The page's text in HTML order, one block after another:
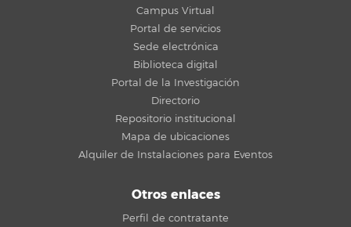
Campus Virtual
Portal de servicios
Sede electrónica
Biblioteca digital
Portal de la Investigación
Directorio
Repositorio institucional
Mapa de ubicaciones
Alquiler de Instalaciones para Eventos
Otros enlaces
Perfil de contratante